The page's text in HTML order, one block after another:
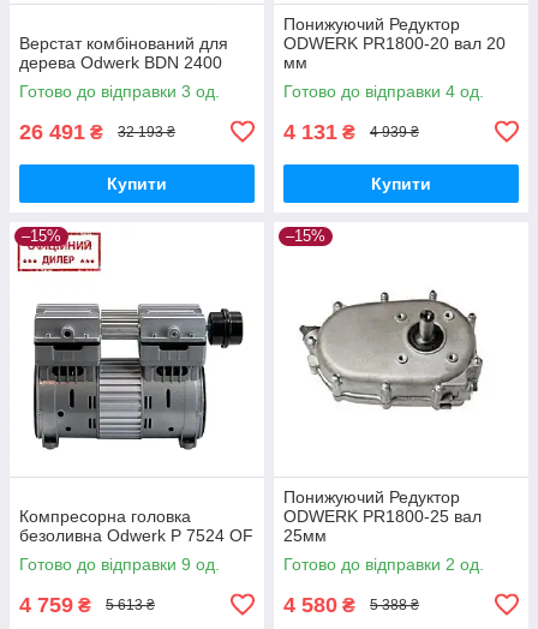
Верстат комбінований для
дерева Odwerk BDN 2400
Готово до відправки 3 од.
26 491 ₴ 32 193 ₴
Купити
Понижуючий Редуктор
ODWERK PR1800-20 вал 20
мм
Готово до відправки 4 од.
4 131 ₴ 4 939 ₴
Купити
–15%
Компресорна головка
безоливна Odwerk P 7524 OF
Готово до відправки 9 од.
4 759 ₴ 5 613 ₴
–15%
Понижуючий Редуктор
ODWERK PR1800-25 вал
25мм
Готово до відправки 2 од.
4 580 ₴ 5 388 ₴